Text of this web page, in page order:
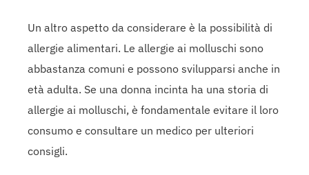
Un altro aspetto da considerare è la possibilità di
allergie alimentari. Le allergie ai molluschi sono
abbastanza comuni e possono svilupparsi anche in
età adulta. Se una donna incinta ha una storia di
allergie ai molluschi, è fondamentale evitare il loro
consumo e consultare un medico per ulteriori
consigli.